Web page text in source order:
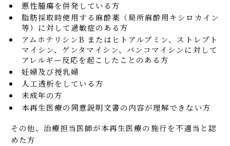
悪性腫瘍を併発している方
脂肪採取時使用する麻酔薬（局所麻酔用キシロカイン
等）に対して過敏症のある方
アムホテリシンB またはヒトアルブミン、ストレプト
マイシン、ゲンタマイシン、バンコマイシンに対して
アレルギー反応を起こしたことのある方
妊婦及び授乳婦
人工透析をしている方
未成年の方
本再生医療の同意説明文書の内容が理解できない方
その他、治療担当医師が本再生医療の施行を不適当と認
めた方